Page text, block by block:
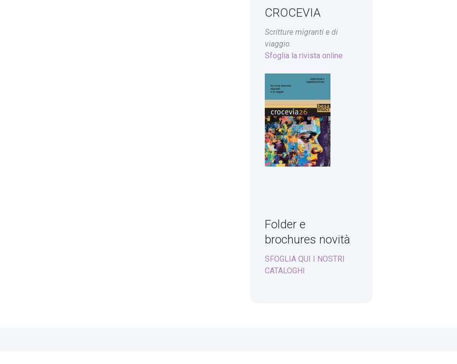
CROCEVIA
Scritture migranti e di
viaggio
Sfoglia la rivista online
Folder e
brochures novità
SFOGLIA QUI I NOSTRI
CATALOGHI